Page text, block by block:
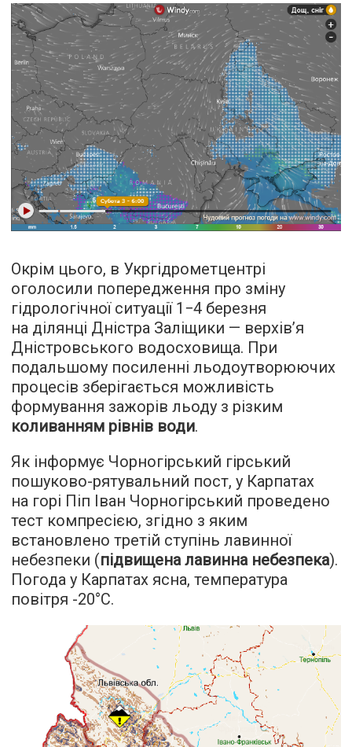
Окрім цього, в Укргідрометцентрі
оголосили попередження про зміну
гідрологічної ситуації 1−4 березня
на дiлянцi Днiстра Залiщики — верхів’я
Днiстровського водосховища. При
подальшому посиленнi льодоутворюючих
процесiв зберiгається можливiсть
формування зажорiв льоду з рiзким
коливанням рiвнiв води.
Як інформує Чорногірський гірський
пошуково-рятувальний пост, у Карпатах
на горі Піп Іван Чорногірський проведено
тест компресією, згідно з яким
встановлено третій ступінь лавинної
небезпеки (підвищена лавинна небезпека).
Погода у Карпатах ясна, температура
повітря -20°С.